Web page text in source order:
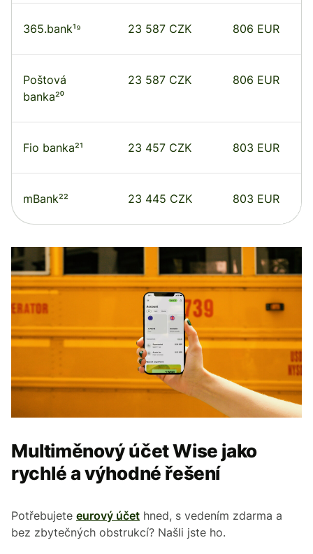
365.bank¹⁹ 23 587 CZK 806 EUR
Poštová
banka²⁰
23 587 CZK 806 EUR
Fio banka²¹ 23 457 CZK 803 EUR
mBank²² 23 445 CZK 803 EUR
Multiměnový účet Wise jako
rychlé a výhodné řešení
Potřebujete eurový účet hned, s vedením zdarma a
bez zbytečných obstrukcí? Našli jste ho.